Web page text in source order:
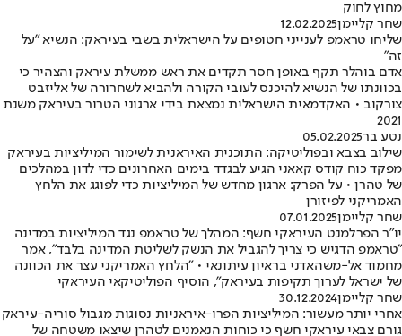
מחוץ לחוק
שחר קליימן12.02.2025
שליחו טראמפ לענייני חטופים על הישראלית בשבי בעיראק: הנשיא "על
זה"
אדם בוהלר תקף באופן חסר תקדים את ראש ממשלת עיראק והצהיר כי
בכוונתו של הנשיא להיכנס לעובי הקורה ולהביא לשחרורה של אליזבט
צורקוב • האקדמאית הישראלית נמצאת בידי ארגוני הטרור בעיראק משנת
2021
נטע בר05.02.2025
שילוב בצבא ובפוליטיקה: התוכנית האיראנית לשימור המיליציות בעיראק
מפקד כוח קודס קאאני הגיע לבגדד בימים האחרונים כדי לדון במהלכים
של טהרן • על הפרק: ארגון מחדש של המיליציות כדי לפוגג את הלחץ
האמריקני לפיזורן
שחר קליימן07.01.2025
יו"ר הפרלמנט העיראקי חשף: המהלך של טראמפ נגד המיליציות במדינה
"טראמפ הדגיש כי צריך להגביל את הנשק לשליטת המדינה בלבד", אמר
מחמוד אל-משהאדני בראיון עיתונאי • "הלחץ האמריקני עצר את הכוונה
של ישראל לערוך תקיפות בעיראק", הוסיף הפוליטיקאי העיראקי
שחר קליימן30.12.2024
אחרי יותר מעשור: המיליציות הפרו-איראניות נסוגות מגבול סוריה-עיראק
גורם צבאי עיראקי חשף כי כוחות הנאמנים לטהרן שיצאו משטחה של